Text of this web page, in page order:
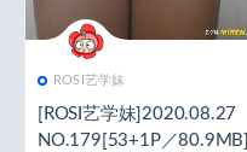
ROSI艺学妹
[ROSI艺学妹]2020.08.27
NO.179[53+1P／80.9MB]